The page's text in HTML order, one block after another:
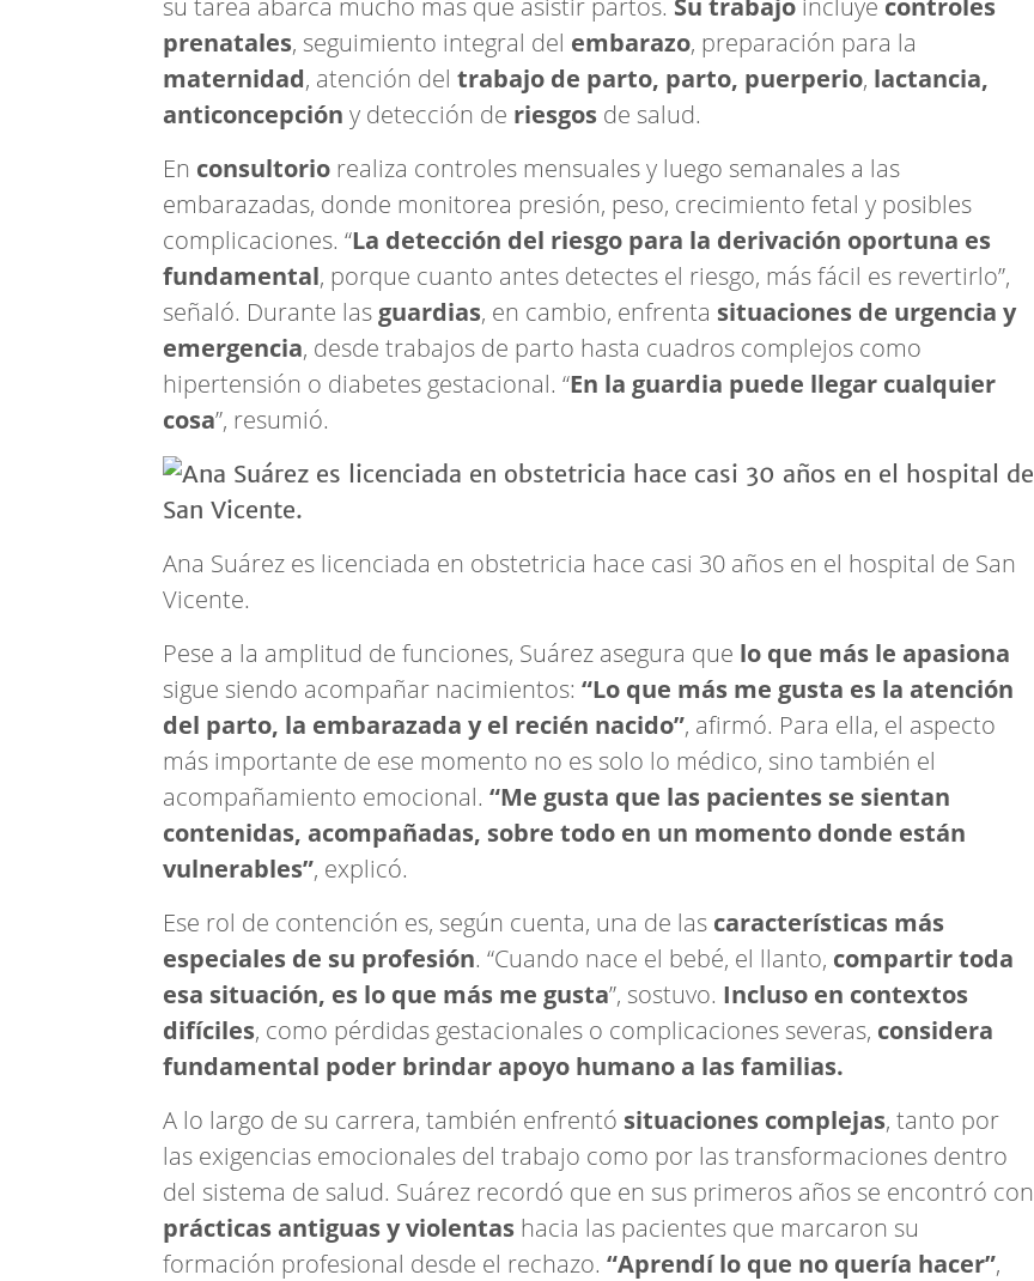
su tarea abarca mucho más que asistir partos. Su trabajo incluye controles
prenatales, seguimiento integral del embarazo, preparación para la
maternidad, atención del trabajo de parto, parto, puerperio, lactancia,
anticoncepción y detección de riesgos de salud.
En consultorio realiza controles mensuales y luego semanales a las
embarazadas, donde monitorea presión, peso, crecimiento fetal y posibles
complicaciones. “La detección del riesgo para la derivación oportuna es
fundamental, porque cuanto antes detectes el riesgo, más fácil es revertirlo”,
señaló. Durante las guardias, en cambio, enfrenta situaciones de urgencia y
emergencia, desde trabajos de parto hasta cuadros complejos como
hipertensión o diabetes gestacional. “En la guardia puede llegar cualquier
cosa”, resumió.
Ana Suárez es licenciada en obstetricia hace casi 30 años en el hospital de San
Vicente.
Pese a la amplitud de funciones, Suárez asegura que lo que más le apasiona
sigue siendo acompañar nacimientos: “Lo que más me gusta es la atención
del parto, la embarazada y el recién nacido”, afirmó. Para ella, el aspecto
más importante de ese momento no es solo lo médico, sino también el
acompañamiento emocional. “Me gusta que las pacientes se sientan
contenidas, acompañadas, sobre todo en un momento donde están
vulnerables”, explicó.
Ese rol de contención es, según cuenta, una de las características más
especiales de su profesión. “Cuando nace el bebé, el llanto, compartir toda
esa situación, es lo que más me gusta”, sostuvo. Incluso en contextos
difíciles, como pérdidas gestacionales o complicaciones severas, considera
fundamental poder brindar apoyo humano a las familias.
A lo largo de su carrera, también enfrentó situaciones complejas, tanto por
las exigencias emocionales del trabajo como por las transformaciones dentro
del sistema de salud. Suárez recordó que en sus primeros años se encontró con
prácticas antiguas y violentas hacia las pacientes que marcaron su
formación profesional desde el rechazo. “Aprendí lo que no quería hacer”,